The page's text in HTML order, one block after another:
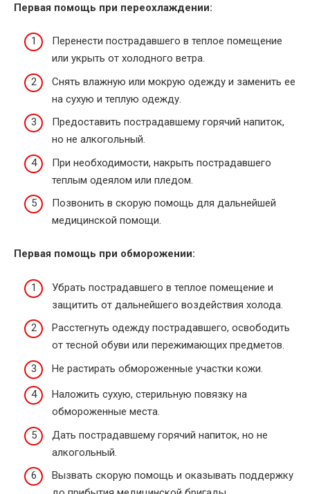
Первая помощь при переохлаждении:
Перенести пострадавшего в теплое помещение
или укрыть от холодного ветра.
Снять влажную или мокрую одежду и заменить ее
на сухую и теплую одежду.
Предоставить пострадавшему горячий напиток,
но не алкогольный.
При необходимости, накрыть пострадавшего
теплым одеялом или пледом.
Позвонить в скорую помощь для дальнейшей
медицинской помощи.
Первая помощь при обморожении:
Убрать пострадавшего в теплое помещение и
защитить от дальнейшего воздействия холода.
Расстегнуть одежду пострадавшего, освободить
от тесной обуви или пережимающих предметов.
Не растирать обмороженные участки кожи.
Наложить сухую, стерильную повязку на
обмороженные места.
Дать пострадавшему горячий напиток, но не
алкогольный.
Вызвать скорую помощь и оказывать поддержку